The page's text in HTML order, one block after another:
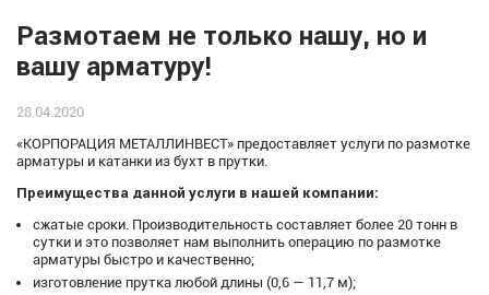
Размотаем не только нашу, но и
вашу арматуру!
28.04.2020
«КОРПОРАЦИЯ МЕТАЛЛИНВЕСТ» предоставляет услуги по размотке
арматуры и катанки из бухт в прутки.
Преимущества данной услуги в нашей компании:
сжатые сроки. Производительность составляет более 20 тонн в
сутки и это позволяет нам выполнить операцию по размотке
арматуры быстро и качественно;
изготовление прутка любой длины (0,6 — 11,7 м);